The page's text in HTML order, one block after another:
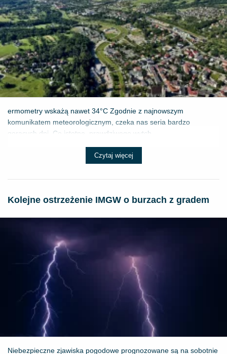
ermometry wskażą nawet 34°C Zgodnie z najnowszym
komunikatem meteorologicznym, czeka nas seria bardzo
gorących dni. Co istotne, prawdziwego wytch...
Czytaj więcej
Kolejne ostrzeżenie IMGW o burzach z gradem
Niebezpieczne zjawiska pogodowe prognozowane są na sobotnie